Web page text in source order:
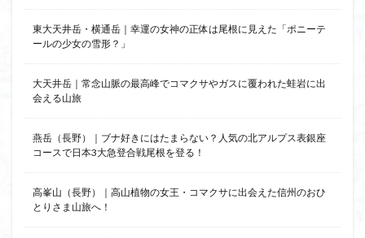
東大天井岳・横通岳｜幸運の女神の正体は尾根に見えた「ポニーテ
ールの少女の雪形？」
大天井岳｜常念山脈の最高峰でコマクサやガスに覆われた蛙岩に出
会える山旅
燕岳（長野）｜ブナ好きにはたまらない？人気の北アルプス表銀座
コースで日本3大急登合戦尾根を登る！
高峯山（長野）｜高山植物の女王・コマクサに出会えた信州のおひ
とりさま山旅へ！